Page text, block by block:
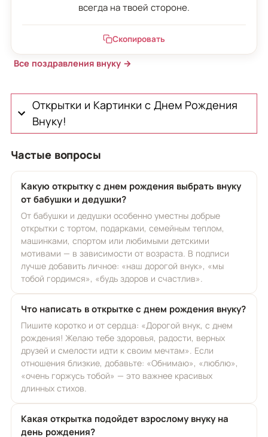
всегда на твоей стороне.
Скопировать
Все поздравления внуку →
Открытки и Картинки с Днем Рождения
Внуку!
Частые вопросы
Какую открытку с днем рождения выбрать внуку
от бабушки и дедушки?
От бабушки и дедушки особенно уместны добрые
открытки с тортом, подарками, семейным теплом,
машинками, спортом или любимыми детскими
мотивами — в зависимости от возраста. В подписи
лучше добавить личное: «наш дорогой внук», «мы
тобой гордимся», «будь здоров и счастлив».
Что написать в открытке с днем рождения внуку?
Пишите коротко и от сердца: «Дорогой внук, с днем
рождения! Желаю тебе здоровья, радости, верных
друзей и смелости идти к своим мечтам». Если
отношения близкие, добавьте: «Обнимаю», «люблю»,
«очень горжусь тобой» — это важнее красивых
длинных стихов.
Какая открытка подойдет взрослому внуку на
день рождения?